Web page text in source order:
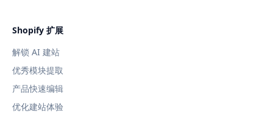
Shopify 扩展
解锁 AI 建站
优秀模块提取
产品快速编辑
优化建站体验